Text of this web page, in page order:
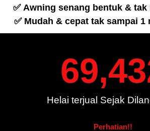
✅ Awning senang bentuk &
✅ Mudah & cepat tak sampai
Helai terjual Sejak
Perhatian!!